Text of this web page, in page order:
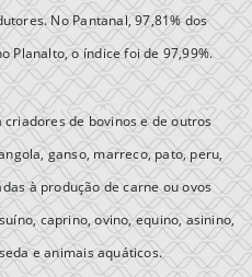
No Pantanal, 97,81% dos
Planalto, o índice foi de 97,99%.
de bovinos e de outros
ganso, marreco, pato, peru,
à produção de carne ou ovos
caprino, ovino, equino, asinino,
e animais aquáticos.